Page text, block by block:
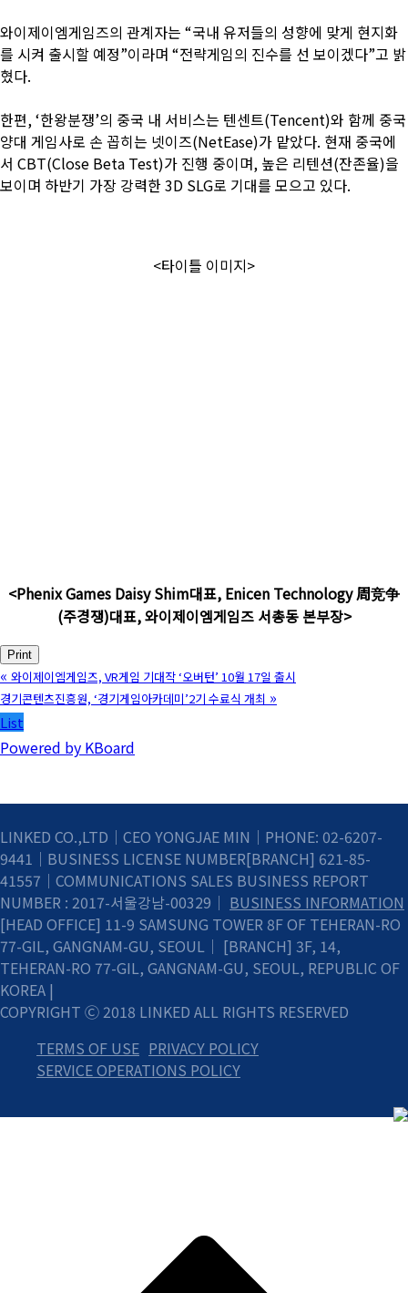
와이제이엠게임즈의 관계자는 “국내 유저들의 성향에 맞게 현지화
를 시켜 출시할 예정”이라며 “전략게임의 진수를 선 보이겠다”고 밝
혔다.
한편, ‘한왕분쟁’의 중국 내 서비스는 텐센트(Tencent)와 함께 중국
양대 게임사로 손 꼽히는 넷이즈(NetEase)가 맡았다. 현재 중국에
서 CBT(Close Beta Test)가 진행 중이며, 높은 리텐션(잔존율)을
보이며 하반기 가장 강력한 3D SLG로 기대를 모으고 있다.
<타이틀 이미지>
<Phenix Games Daisy Shim대표, Enicen Technology 周竞争
(주경쟁)대표, 와이제이엠게임즈 서총동 본부장>
Print
« 와이제이엠게임즈, VR게임 기대작 ‘오버턴’ 10월 17일 출시
경기콘텐츠진흥원, ‘경기게임아카데미’2기 수료식 개최 »
List
Powered by KBoard
LINKED CO.,LTD｜CEO YONGJAE MIN｜PHONE: 02-6207-
9441｜BUSINESS LICENSE NUMBER[BRANCH] 621-85-
41557｜COMMUNICATIONS SALES BUSINESS REPORT
NUMBER : 2017-서울강남-00329｜ BUSINESS INFORMATION
[HEAD OFFICE] 11-9 SAMSUNG TOWER 8F OF TEHERAN-RO
77-GIL, GANGNAM-GU, SEOUL｜ [BRANCH] 3F, 14,
TEHERAN-RO 77-GIL, GANGNAM-GU, SEOUL, REPUBLIC OF
KOREA |
COPYRIGHT Ⓒ 2018 LINKED ALL RIGHTS RESERVED
TERMS OF USE PRIVACY POLICY
SERVICE OPERATIONS POLICY